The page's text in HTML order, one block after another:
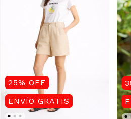
25% OFF
ENVÍO GRATIS